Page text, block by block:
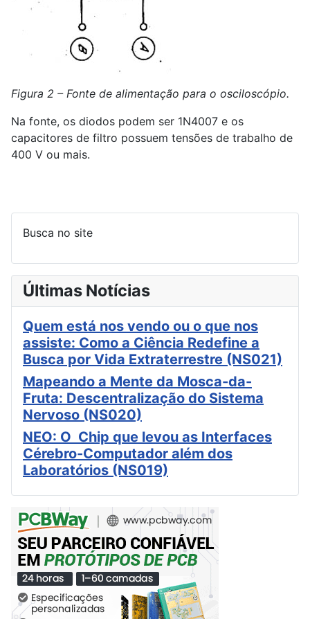
Figura 2 – Fonte de alimentação para o osciloscópio.
Na fonte, os diodos podem ser 1N4007 e os
capacitores de filtro possuem tensões de trabalho de
400 V ou mais.
Busca no site
Últimas Notícias
Quem está nos vendo ou o que nos
assiste: Como a Ciência Redefine a
Busca por Vida Extraterrestre (NS021)
Mapeando a Mente da Mosca-da-
Fruta: Descentralização do Sistema
Nervoso (NS020)
NEO: O Chip que levou as Interfaces
Cérebro-Computador além dos
Laboratórios (NS019)